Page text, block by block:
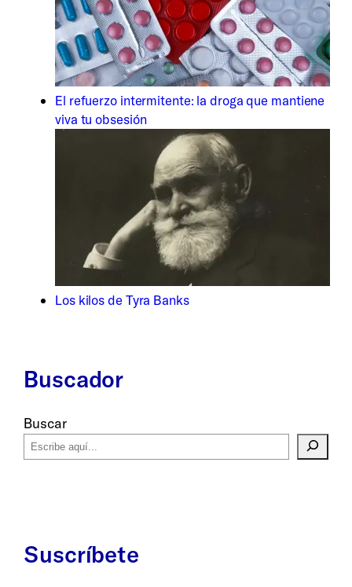
El refuerzo intermitente: la droga que mantiene
viva tu obsesión
Los kilos de Tyra Banks
Buscador
Buscar
Suscríbete